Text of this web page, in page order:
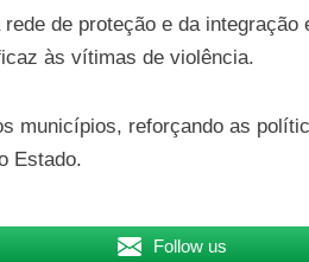
de proteção e da integração
às vítimas de violência.
municípios, reforçando as
Estado.
Follow us